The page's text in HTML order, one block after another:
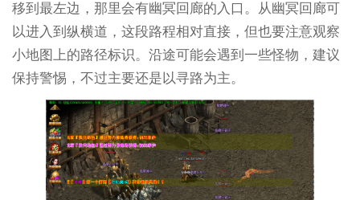
移到最左边，那里会有幽冥回廊的入口。从幽冥回廊可
以进入到纵横道，这段路程相对直接，但也要注意观察
小地图上的路径标识。沿途可能会遇到一些怪物，建议
保持警惕，不过主要还是以寻路为主。